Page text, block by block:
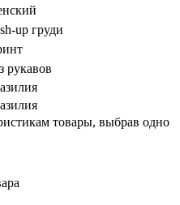
up груди
рукавов
товары, выбрав одно